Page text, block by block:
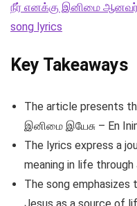
நீர் எனக்கு இனிமை ஆனவர்
song lyrics
Key Takeaways
The article presents
இனிமை இயேசு – En
The lyrics express a
meaning in life through
The song emphasizes